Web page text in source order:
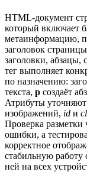
HTML-документ
который включает
метаинформацию,
заголовок
заголовки,
тег выполняет
по назначению:
текста, p создаёт
Атрибуты
изображений, id и
Проверка разметки
ошибки, а
корректное
стабильную работу
ней на всех